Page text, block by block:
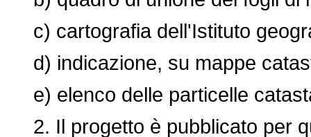
c) cartografia dell'Istituto
d) indicazione, su mappe
e) elenco delle particelle
2. Il progetto è pubblicato per